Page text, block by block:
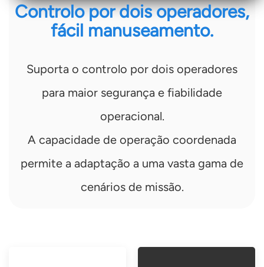
Controlo por dois operadores,
fácil manuseamento.
Suporta o controlo por dois operadores
para maior segurança e fiabilidade
operacional.
A capacidade de operação coordenada
permite a adaptação a uma vasta gama de
cenários de missão.